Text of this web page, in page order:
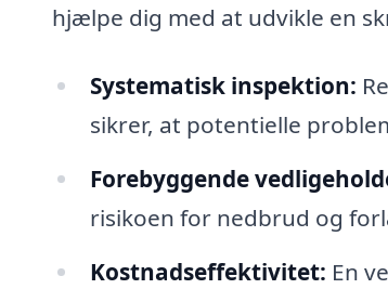
hjælpe dig med at udvikle en
Systematisk inspektion:
sikrer, at potentielle
Forebyggende
risikoen for nedbrud og
Kostnadseffektivitet: En